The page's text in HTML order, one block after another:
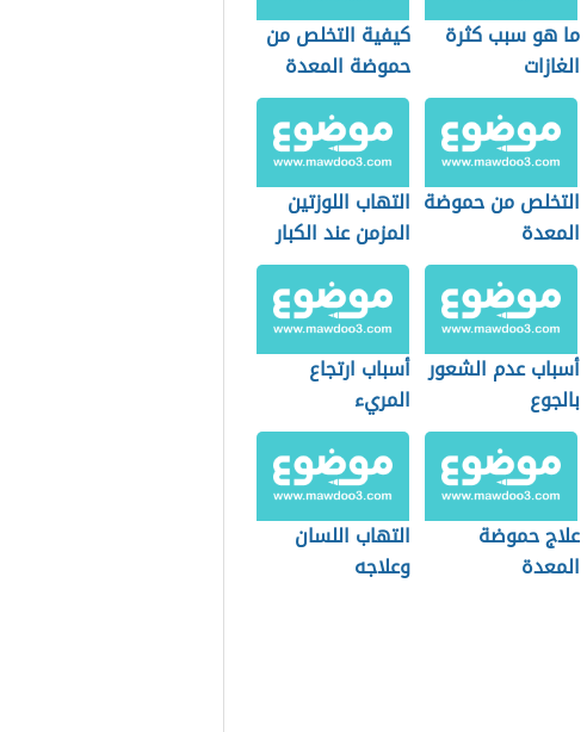
ما هو سبب كثرة
الغازات
كيفية التخلص من
حموضة المعدة
التخلص من حموضة
المعدة
التهاب اللوزتين
المزمن عند الكبار
أسباب عدم الشعور
بالجوع
أسباب ارتجاع
المريء
علاج حموضة
المعدة
التهاب اللسان
وعلاجه